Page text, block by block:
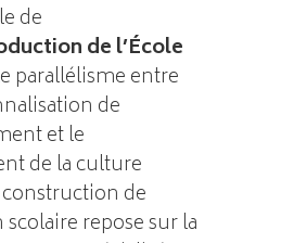
de
de l’École
parallélisme entre
de
et le
de la culture
de
repose sur la